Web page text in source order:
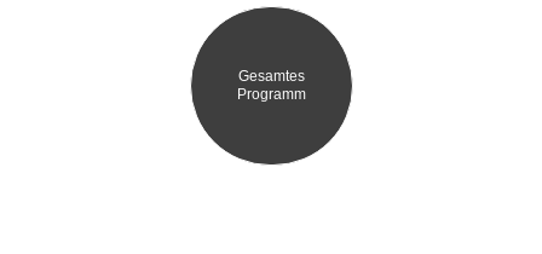
Gesamtes
Programm